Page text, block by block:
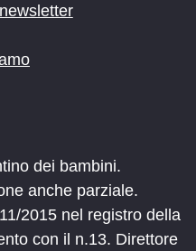
dei bambini.
anche parziale.
2015 nel registro della
con il n.13. Direttore